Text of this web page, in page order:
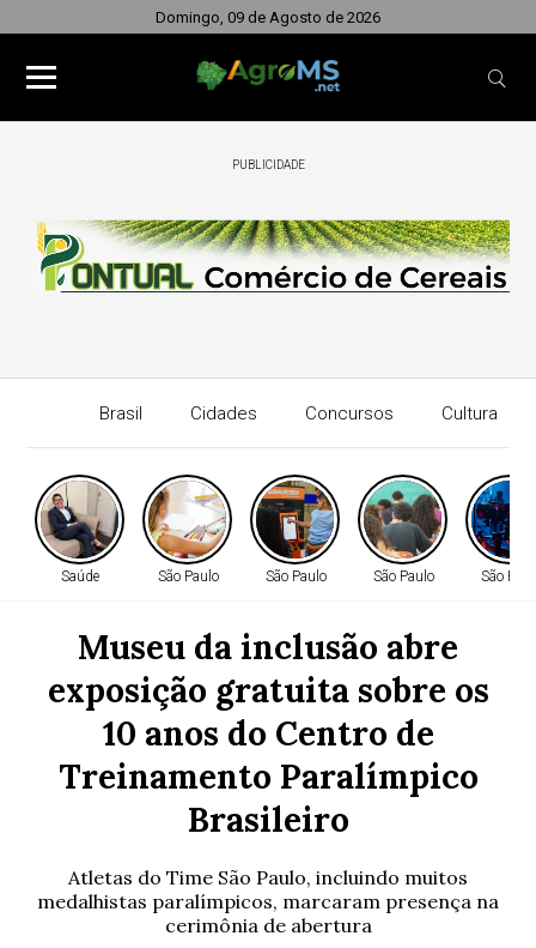
Domingo, 09 de Agosto de 2026
PUBLICIDADE
Brasil Cidades Concursos Cultura
Saúde São Paulo São Paulo São Paulo São
Museu da inclusão abre
exposição gratuita sobre os
10 anos do Centro de
Treinamento Paralímpico
Brasileiro
Atletas do Time São Paulo, incluindo muitos
medalhistas paralímpicos, marcaram presença na
cerimônia de abertura